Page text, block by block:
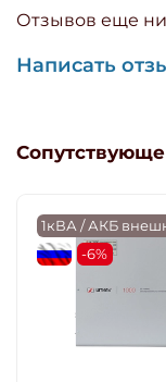
Отзывов еще
Написать
1кВА / АКБ
flagRU-6%